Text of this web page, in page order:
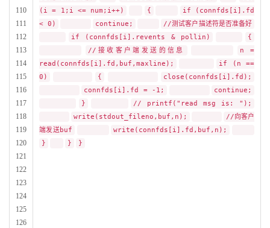
110
111
112
113
114
115
116
117
118
119
120
121
122
123
124
125
126
(i = 1;i <= num;i++)
{
if (connfds[i].fd
< 0)
continue;
//测试客户描述符是否准备好
if (connfds[i].revents & pollin)
{
//接收客户端发送的信息
n =
read(connfds[i].fd,buf,maxline);
if (n ==
0)
{
close(connfds[i].fd);
connfds[i].fd = -1;
continue;
}
// printf("read msg is: ");
write(stdout_fileno,buf,n);
//向客户
端发送buf
write(connfds[i].fd,buf,n);
}
} }